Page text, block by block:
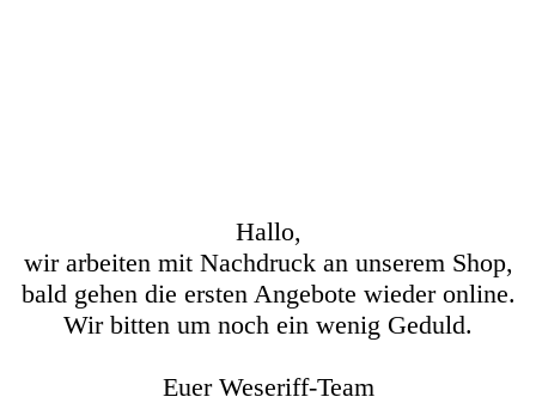
Hallo,
wir arbeiten mit Nachdruck an unserem Shop,
bald gehen die ersten Angebote wieder online.
Wir bitten um noch ein wenig Geduld.
Euer Weseriff-Team